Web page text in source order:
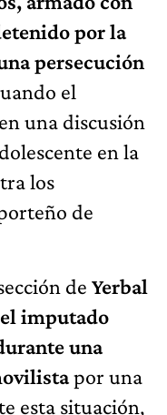
por la
persecución
el
una discusión
en la
los
de
de Yerbal
imputado
una
por una
esta situación,